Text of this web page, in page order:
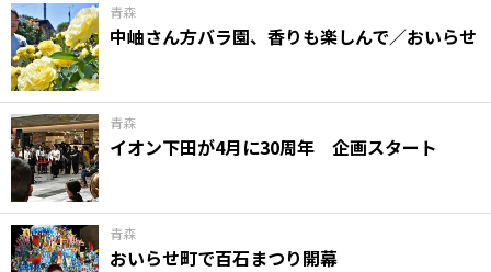
青森
中岫さん方バラ園、香りも楽しんで／おいらせ
青森
イオン下田が4月に30周年 企画スタート
青森
おいらせ町で百石まつり開幕